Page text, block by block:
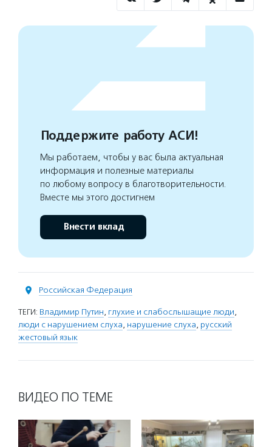
Поддержите работу АСИ!
Мы работаем, чтобы у вас была актуальная
информация и полезные материалы
по любому вопросу в благотворительности.
Вместе мы этого достигнем
Внести вклад
Российская Федерация
ТЕГИ: Владимир Путин, глухие и слабослышащие люди,
люди с нарушением слуха, нарушение слуха, русский
жестовый язык
ВИДЕО ПО ТЕМЕ